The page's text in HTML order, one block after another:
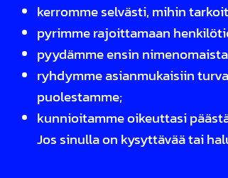
kerromme selvästi, mihin
pyrimme rajoittamaan
pyydämme ensin
ryhdymme asianmukaisiin
puolestamme;
kunnioitamme oikeuttasi
Jos sinulla on kysyttävää tai